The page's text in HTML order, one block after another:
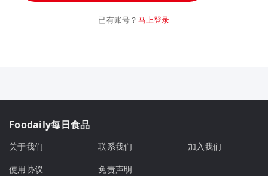
已有账号？ 马上登录
Foodaily每日食品
关于我们 联系我们
加入我们
使用协议
免责声明